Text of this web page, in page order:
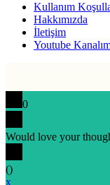
Kullanım
Hakkımızda
İletişim
Youtube
0
Would love your
()
x